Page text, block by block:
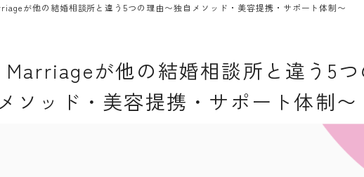
が他の結婚相談所と違う5つの理由〜独自メソッド・美容提携・サポート体制〜
Marriageが他の結婚相談所と違う5
ソッド・美容提携・サポート体制〜